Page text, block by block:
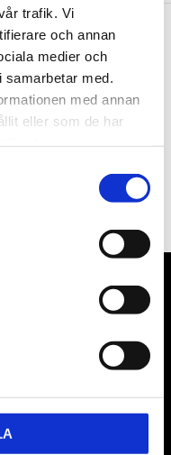
trafik. Vi
och annan
medier och
med.
med annan
eller som de har
med vår integritetspolicy.
Kontakta oss